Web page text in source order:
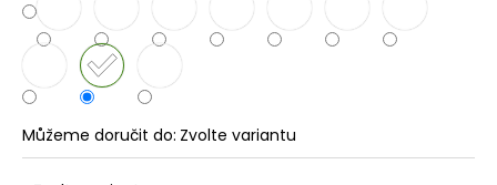
Můžeme doručit do: Zvolte variantu